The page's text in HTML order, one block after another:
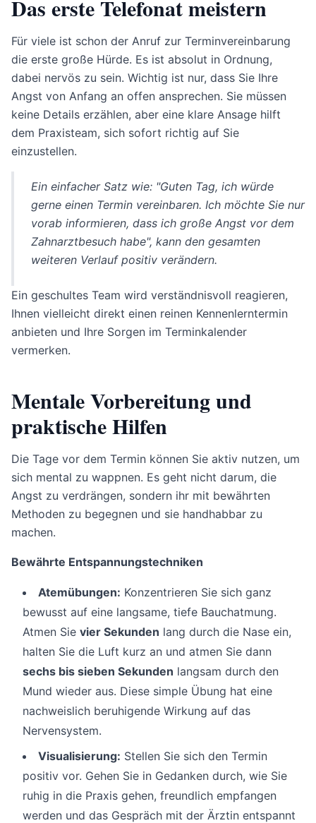
Das erste Telefonat meistern
Für viele ist schon der Anruf zur Terminvereinbarung
die erste große Hürde. Es ist absolut in Ordnung,
dabei nervös zu sein. Wichtig ist nur, dass Sie Ihre
Angst von Anfang an offen ansprechen. Sie müssen
keine Details erzählen, aber eine klare Ansage hilft
dem Praxisteam, sich sofort richtig auf Sie
einzustellen.
Ein einfacher Satz wie: "Guten Tag, ich würde
gerne einen Termin vereinbaren. Ich möchte Sie nur
vorab informieren, dass ich große Angst vor dem
Zahnarztbesuch habe", kann den gesamten
weiteren Verlauf positiv verändern.
Ein geschultes Team wird verständnisvoll reagieren,
Ihnen vielleicht direkt einen reinen Kennenlerntermin
anbieten und Ihre Sorgen im Terminkalender
vermerken.
Mentale Vorbereitung und
praktische Hilfen
Die Tage vor dem Termin können Sie aktiv nutzen, um
sich mental zu wappnen. Es geht nicht darum, die
Angst zu verdrängen, sondern ihr mit bewährten
Methoden zu begegnen und sie handhabbar zu
machen.
Bewährte Entspannungstechniken
Atemübungen: Konzentrieren Sie sich ganz
bewusst auf eine langsame, tiefe Bauchatmung.
Atmen Sie vier Sekunden lang durch die Nase ein,
halten Sie die Luft kurz an und atmen Sie dann
sechs bis sieben Sekunden langsam durch den
Mund wieder aus. Diese simple Übung hat eine
nachweislich beruhigende Wirkung auf das
Nervensystem.
Visualisierung: Stellen Sie sich den Termin
positiv vor. Gehen Sie in Gedanken durch, wie Sie
ruhig in die Praxis gehen, freundlich empfangen
werden und das Gespräch mit der Ärztin entspannt